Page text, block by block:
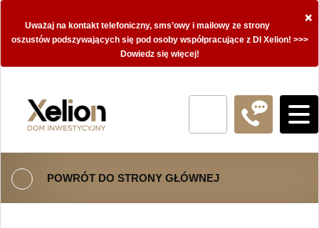
×
Uważaj na kontakt telefoniczny, sms’owy i mailowy ze strony
oszustów podszywających się pod osoby współpracujące z DI Xelion! >>>
Dowiedz się więcej!
POWRÓT DO STRONY GŁÓWNEJ